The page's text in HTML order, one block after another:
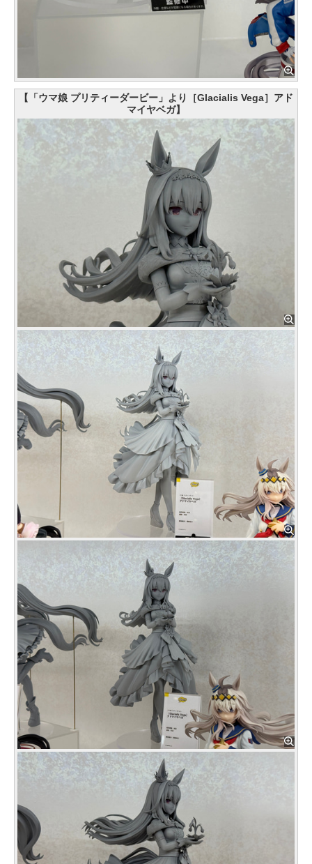
【「ウマ娘 プリティーダービー」より［Glacialis Vega］アド
マイヤベガ】